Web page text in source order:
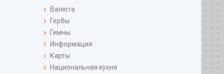
Валюта
Гербы
Гимны
Информация
Карты
Национальная кухня